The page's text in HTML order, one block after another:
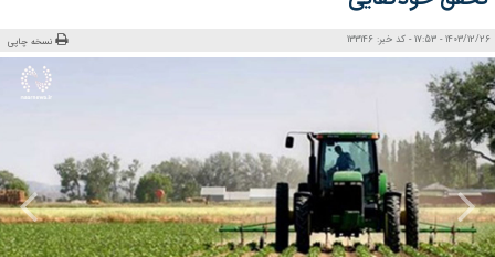
1403/12/26 - 17:53 - کد خبر: 133146 نسخه چاپی